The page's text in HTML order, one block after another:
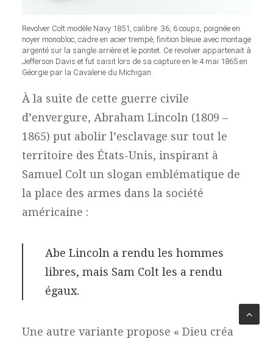
Revolver Colt modèle Navy 1851, calibre .36, 6 coups, poignée en
noyer monobloc, cadre en acier trempé, finition bleuie avec montage
argenté sur la sangle arrière et le pontet. Ce revolver appartenait à
Jefferson Davis et fut saisit lors de sa capture en le 4 mai 1865 en
Géorgie par la Cavalerie du Michigan.
À la suite de cette guerre civile
d’envergure, Abraham Lincoln (1809 –
1865) put abolir l’esclavage sur tout le
territoire des États-Unis, inspirant à
Samuel Colt un slogan emblématique de
la place des armes dans la société
américaine :
Abe Lincoln a rendu les hommes
libres, mais Sam Colt les a rendu
égaux.
Une autre variante propose « Dieu créa